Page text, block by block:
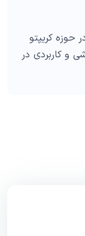
حوزه کریپتو
و کاربردی در